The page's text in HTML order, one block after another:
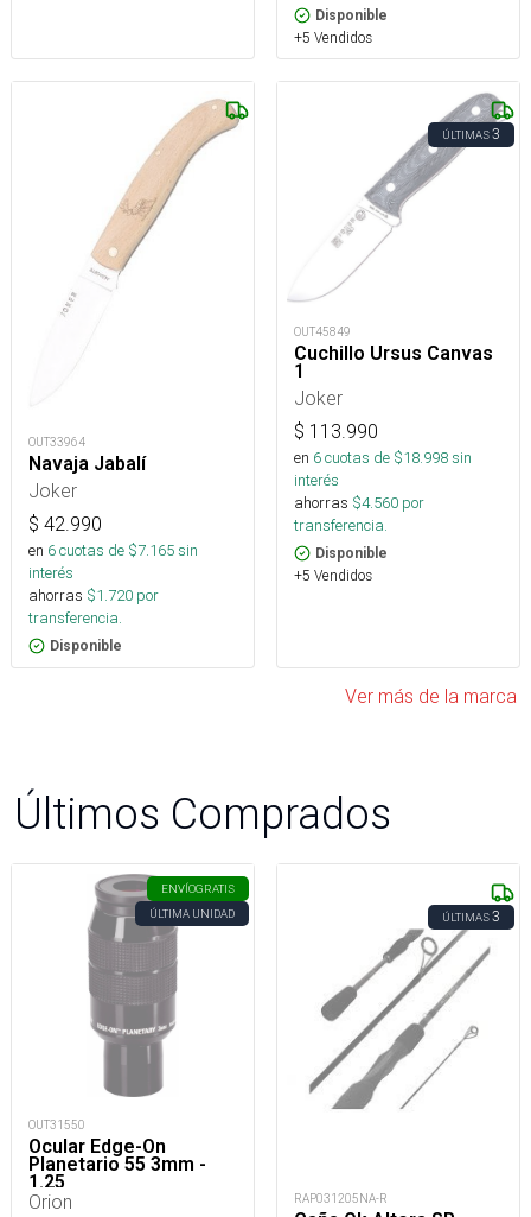
Disponible
+5 Vendidos
OUT33964
Navaja Jabalí
Joker
$ 42.990
en 6cuotas de $7.165sin
interés
ahorras $1.720 por
transferencia.
Disponible
ÚLTIMAS3
OUT45849
Cuchillo Ursus Canvas
1
Joker
$ 113.990
en 6cuotas de $18.998sin
interés
ahorras $4.560 por
transferencia.
Disponible
+5 Vendidos
Ver más de la marca
Últimos Comprados
ENVÍOGRATIS
ÚLTIMA UNIDAD
OUT31550
Ocular Edge-On
Planetario 55 3mm -
1.25
Orion
ÚLTIMAS3
RAP031205NA-R